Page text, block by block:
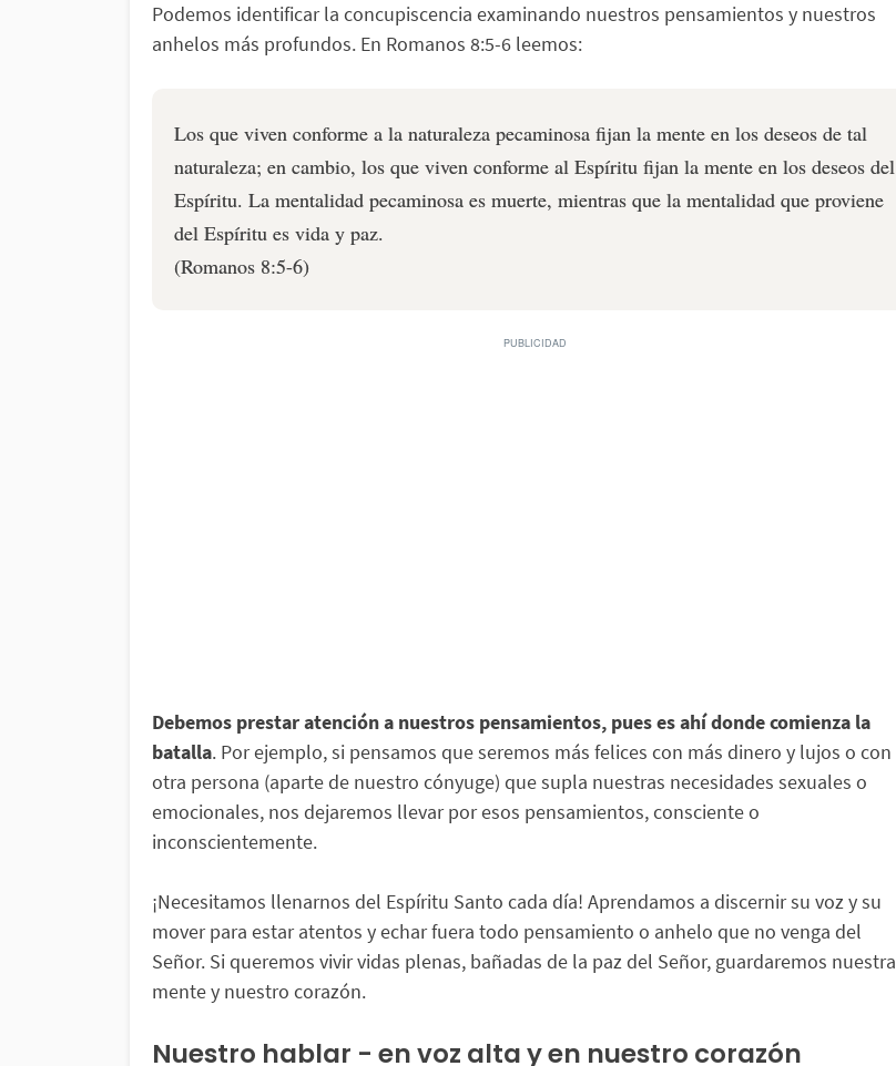
Podemos identificar la concupiscencia examinando nuestros pensamientos y nuestros
anhelos más profundos. En Romanos 8:5-6 leemos:
Los que viven conforme a la naturaleza pecaminosa fijan la mente en los deseos de tal
naturaleza; en cambio, los que viven conforme al Espíritu fijan la mente en los deseos del
Espíritu. La mentalidad pecaminosa es muerte, mientras que la mentalidad que proviene
del Espíritu es vida y paz.
(Romanos 8:5-6)
Debemos prestar atención a nuestros pensamientos, pues es ahí donde comienza la
batalla. Por ejemplo, si pensamos que seremos más felices con más dinero y lujos o con
otra persona (aparte de nuestro cónyuge) que supla nuestras necesidades sexuales o
emocionales, nos dejaremos llevar por esos pensamientos, consciente o
inconscientemente.
¡Necesitamos llenarnos del Espíritu Santo cada día! Aprendamos a discernir su voz y su
mover para estar atentos y echar fuera todo pensamiento o anhelo que no venga del
Señor. Si queremos vivir vidas plenas, bañadas de la paz del Señor, guardaremos nuestra
mente y nuestro corazón.
Nuestro hablar - en voz alta y en nuestro corazón